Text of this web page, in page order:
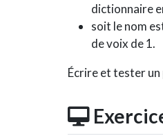
dictionnaire
soit le nom
de voix de 1.
Écrire et tester